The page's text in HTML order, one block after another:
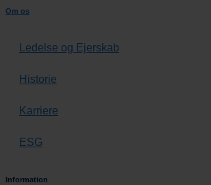
Om os
Ledelse og Ejerskab
Historie
Karriere
ESG
Information